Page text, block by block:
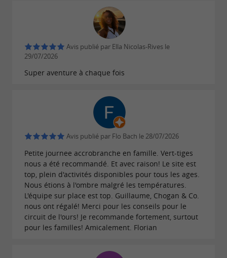
de sensations fortes, tout en gardant un esprit
ludique et sécurisé. Idéale pour les ados, les
groupes, ou ceux qui veulent repousser leurs
limites.
Le parc propose également des
anniversaires d'enfants
sorties de groupe
centres de loisirs, associations…). Un espace
snack permet de reprendre des forces, et des
coins pique-nique ombragés sont accessibles
librement. C'est un lieu complet, vivant, et 100 %
nature.
À explorer autour du parc : Béarn
nature et gourmand
Avis publié par Ella Nicolas-Rives le
29/07/2026
Super aventure à chaque fois
Avis publié par Flo Bach le 28/07/2026
Petite journee accrobranche en famille. Vert-tiges
nous a été recommandé. Et avec raison! Le site est
top, plein d'activités disponibles pour tous les ages.
Nous étions à l'ombre malgré les températures.
L'équipe sur place est top. Guillaume, Chogan & Co.
nous ont régalé! Merci pour les conseils pour le
circuit de l'ours! Je recommande fortement, surtout
pour les familles! Amicalement. Florian